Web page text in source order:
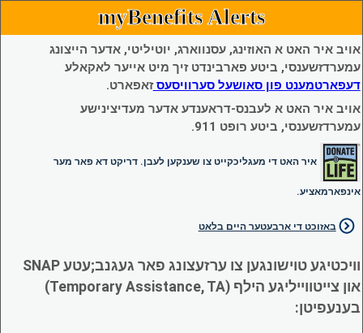
myBenefits Alerts
אויב איר האט א האוזינג, עסנווארג, יוטיליטי, אדער הייצונג
עמערדזשענסי, ביטע פארבינדט זיך מיט אייער לאקאלע
דעפארטמענט פון סאושעל סערוויסעסזאפארט.
אויב איר האט א לעבנס-דראענדע אדער מעדיצינישע
עמערדזשענסי, ביטע רופט 911.
איר האט די מעגליכקייט צו שענקען לעבן. דריקט דא פאר מער
אינפארמאציע.
באזוכט די ארבעטער היים בלאט
וויכטיגע טוישונגען צו ערזעצונג פאר געגנב;עטע SNAP
און צייטווייליגע הילף (Temporary Assistance, TA)
בענעפיטן: